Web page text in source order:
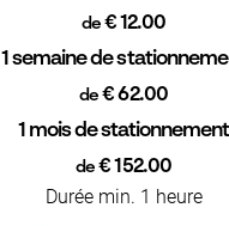
de€ 12.00
1 semaine de
de € 62.00
1 mois de stationnement
de € 152.00
Durée min. 1 heure